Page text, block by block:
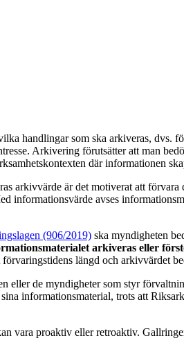
handlingar som ska arkiveras, dvs.
Arkivering förutsätter att man
där informationen
arkivvärde är det motiverat att
informationsvärde avses
(906/2019) ska myndigheten
arkiveras eller
längd och arkivvärdet
de myndigheter som styr
informationsmaterial, trots att
vara proaktiv eller retroaktiv.